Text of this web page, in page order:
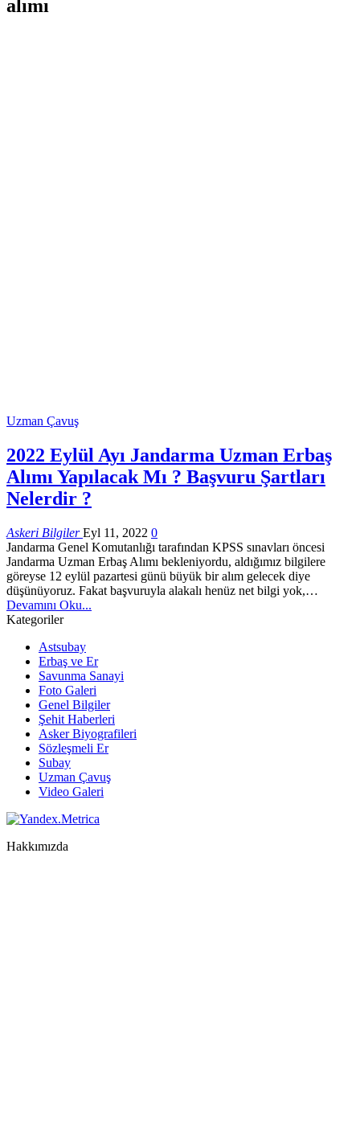
alımı
Uzman Çavuş
2022 Eylül Ayı Jandarma Uzman Erbaş
Alımı Yapılacak Mı ? Başvuru Şartları
Nelerdir ?
Askeri BilgilerEyl 11, 2022 0
Jandarma Genel Komutanlığı tarafından KPSS sınavları öncesi
Jandarma Uzman Erbaş Alımı bekleniyordu, aldığımız bilgilere
göreyse 12 eylül pazartesi günü büyük bir alım gelecek diye
düşünüyoruz. Fakat başvuruyla alakalı henüz net bilgi yok,…
Devamını Oku...
Kategoriler
Astsubay
Erbaş ve Er
Savunma Sanayi
Foto Galeri
Genel Bilgiler
Şehit Haberleri
Asker Biyografileri
Sözleşmeli Er
Subay
Uzman Çavuş
Video Galeri
Hakkımızda